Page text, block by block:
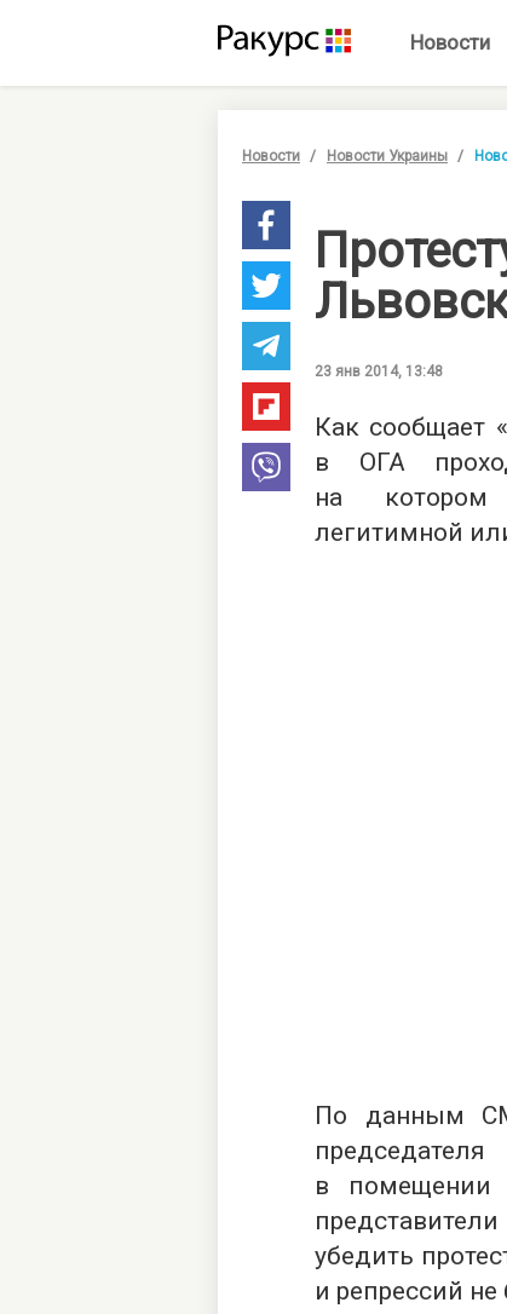
Новости
Новости Новости Украины
23 янв 2014, 13:48
Как сообщает
в ОГА
на котором
легитимной
По данным
в помещении
убедить
и репрессий не